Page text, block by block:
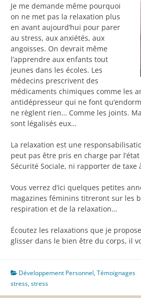
Je me demande même pourquoi
on ne met pas la relaxation plus
en avant aujourd’hui pour parer
au stress, aux anxiétés, aux
angoisses. On devrait même
l’apprendre aux enfants tout
jeunes dans les écoles. Les
médecins prescrivent des
médicaments chimiques comme les
antidépresseur qui ne font
ne règlent rien… Comme les joints.
sont légalisés eux…
La relaxation est une
peut pas être pris en charge par
Sécurité Sociale, ni rapporter de taxe
Vous verrez d’ici quelques petites
magazines féminins titreront sur les
respiration et de la relaxation…
Écoutez les relaxations que je
glisser dans le bien être du corps, il
Développement Personnel,Témoignages
stress,stress